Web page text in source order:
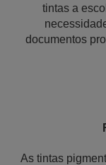
tintas a
documentos
As tintas